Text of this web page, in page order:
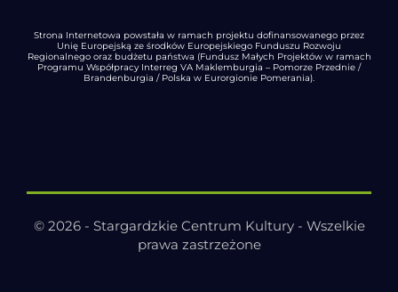
Strona Internetowa powstała w ramach projektu dofinansowanego przez
Unię Europejską ze środków Europejskiego Funduszu Rozwoju
Regionalnego oraz budżetu państwa (Fundusz Małych Projektów w ramach
Programu Współpracy Interreg VA Maklemburgia – Pomorze Przednie /
Brandenburgia / Polska w Eurorgionie Pomerania).
© 2026 - Stargardzkie Centrum Kultury - Wszelkie
prawa zastrzeżone